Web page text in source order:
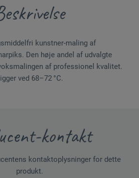
kunstner-maling af
Den høje andel af udvalgte
af professionel kvalitet.
ved 68–72 °C.
kontakt
kontaktoplysninger for dette
produkt.